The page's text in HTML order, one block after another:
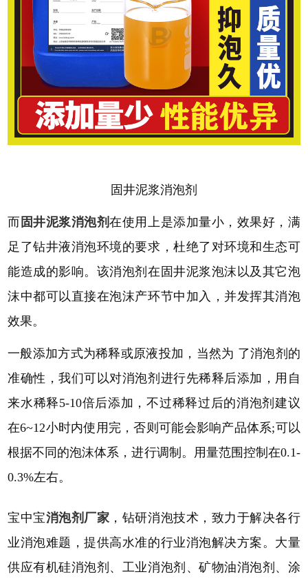
固井泥浆消泡剂
而 固井泥浆消泡剂在使用上是添加量小，效果好，满
足了钻井液消泡环境的要求，杜绝了对环境和生态可
能造成的影响。该消泡剂在固井泥浆泡沫以及其它泡
沫中都可以直接在泡沫产环节中加入，并发挥其消泡
效果。
一般添加方式为稀释或原液投加，当然为 了消泡剂的
准确性，我们可以对消泡剂进行先稀释后添加，用自
来水稀释5-10倍后添加，不过稀释过后的消泡剂建议
在6~12小时内使用完，否则可能会影响产品体系;可以
根据不同的泡沫体系，进行调制。用量范围控制在0.1-
0.3%左右。
宝中宝消泡剂厂家 ，钻研消泡技术，致力于解决各行
业消泡难题，提供高水准的行业消泡解决方案。大量
供应有机硅消泡剂、工业消泡剂、矿物油消泡剂、涂